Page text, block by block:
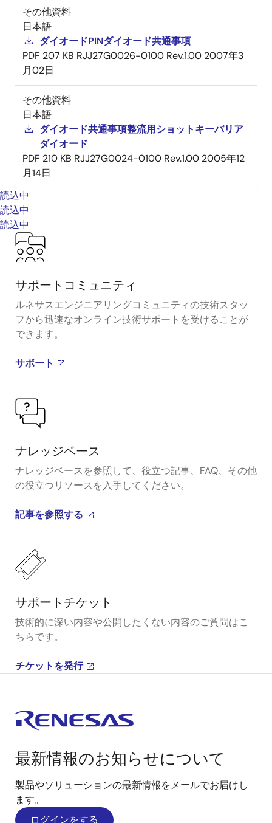
その他資料
日本語
ダイオードPINダイオード共通事項
PDF 207 KB RJJ27G0026-0100 Rev.1.00 2007年3
月02日
その他資料
日本語
ダイオード共通事項整流用ショットキーバリア
ダイオード
PDF 210 KB RJJ27G0024-0100 Rev.1.00 2005年12
月14日
読込中
読込中
読込中
サポートコミュニティ
ルネサスエンジニアリングコミュニティの技術スタッ
フから迅速なオンライン技術サポートを受けることが
できます。
サポート
ナレッジベース
ナレッジベースを参照して、役立つ記事、FAQ、その他
の役立つリソースを入手してください。
記事を参照する
サポートチケット
技術的に深い内容や公開したくない内容のご質問はこ
ちらです。
チケットを発行
最新情報のお知らせについて
製品やソリューションの最新情報をメールでお届けし
ます。
ログインをする